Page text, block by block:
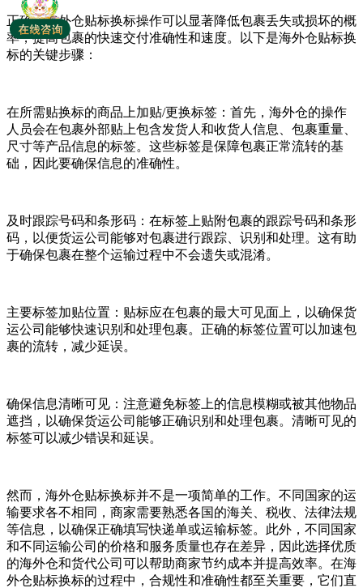
正确的海外仓贴标换标操作可以显著降低包裹丢失或损坏的概
率，提高包裹的快速交付准确性和速度。以下是海外仓贴标换
标的关键步骤：
在所需贴换标的商品上加贴/更换标签：首先，海外仓的操作
人员会在包裹外部贴上包含发货人和收货人信息、包裹重量、
尺寸等产品信息的标签。这些标签是保障包裹正常流转的基
础，因此要确保信息的准确性。
及时跟踪号码和条形码：在标签上贴附包裹的跟踪号码和条形
码，以便货运公司能够对包裹进行跟踪、识别和处理。这有助
于确保包裹在整个运输过程中不会遗失或混淆。
主要标签加贴位置：贴标应在包裹的最大可见面上，以确保货
运公司能够快速识别和处理包裹。正确的标签位置可以加速包
裹的流转，减少延误。
确保信息清晰可见：注意避免标签上的信息模糊或被其他物品
遮挡，以确保货运公司能够正确识别和处理包裹。清晰可见的
标签可以减少错误和延误。
然而，海外仓贴标换标并不是一项简单的工作。不同国家的运
输要求各不相同，商家需要熟悉各国的海关、税收、法律法规
等信息，以确保正确填写快递单或运输标签。此外，不同国家
和不同运输公司的价格和服务质量也存在差异，因此选择优质
的海外仓和货代公司可以帮助商家节约成本并提高效率。在海
外仓贴标换标的过程中，合规性和准确性都至关重要，它们直